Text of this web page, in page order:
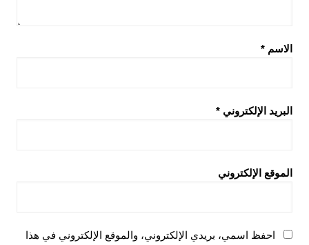
الاسم *
البريد الإلكتروني *
الموقع الإلكتروني
احفظ اسمي، بريدي الإلكتروني، والموقع الإلكتروني في هذا